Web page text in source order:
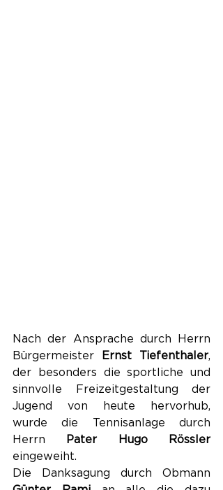
Nach der Ansprache durch Herrn
Bürgermeister
Ernst Tiefenthaler,
der besonders die sportliche und
sinnvolle Freizeitgestaltung der
Jugend von heute hervorhub,
wurde die Tennisanlage durch
Herrn
eingeweiht.